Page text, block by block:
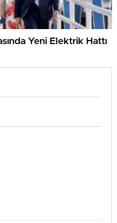
Yeni Elektrik Hattı